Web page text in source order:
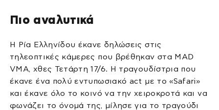
Πιο αναλυτικά
Η Ρία Ελληνίδου έκανε δηλώσεις στις
τηλεοπτικές κάμερες που βρέθηκαν στα MAD
VMA, χθες Τετάρτη 17/6. Η τραγουδίστρια που
έκανε ένα πολύ εντυπωσιακό act με το «Safari»
και έκανε όλο το κοινό να την χειροκροτά και να
φωνάζει το όνομά της, μίλησε για το τραγούδι